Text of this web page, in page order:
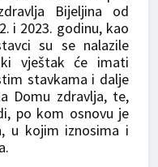
Bijeljina od
i 2023. godinu, kao
su se nalazile
vještak će imati
stavkama i dalje
Domu zdravlja, te,
po kom osnovu je
u kojim iznosima i